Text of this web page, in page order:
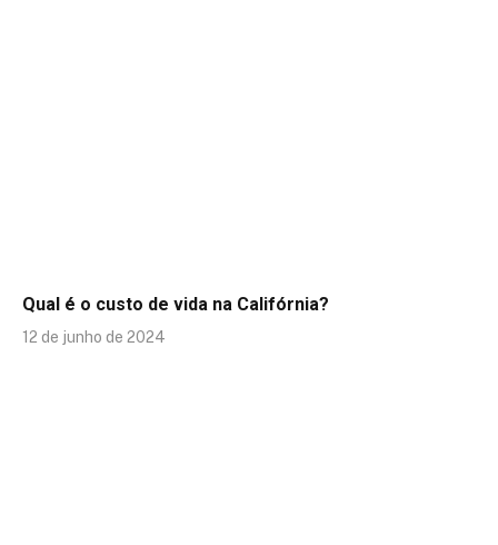
Qual é o custo de vida na Califórnia?
12 de junho de 2024